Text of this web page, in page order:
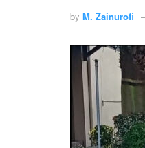
by M. Zainurofi